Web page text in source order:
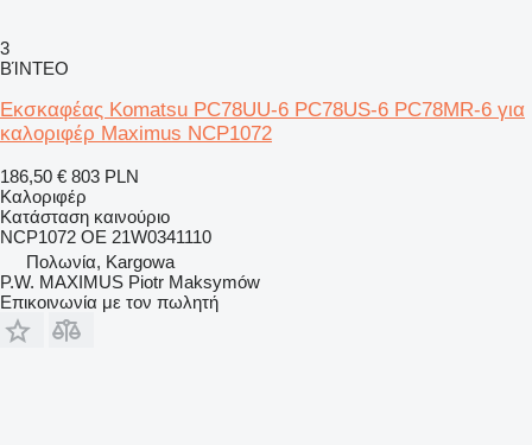
3
ΒΊΝΤΕΟ
Εκσκαφέας Komatsu PC78UU-6 PC78US-6 PC78MR-6 για
καλοριφέρ Maximus NCP1072
186,50 € 803 PLN
Καλοριφέρ
Κατάσταση καινούριο
NCP1072 OE 21W0341110
Πολωνία, Kargowa
P.W. MAXIMUS Piotr Maksymów
Επικοινωνία με τον πωλητή